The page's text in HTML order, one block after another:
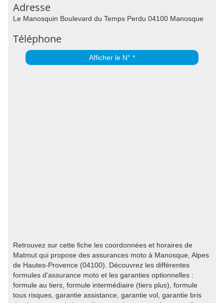
Adresse
Le Manosquin Boulevard du Temps Perdu 04100 Manosque
Téléphone
Afficher le N° *
Retrouvez sur cette fiche les coordonnées et horaires de
Matmut qui propose des assurances moto à Manosque, Alpes
de Hautes-Provence (04100). Découvrez les différentes
formules d'assurance moto et les garanties optionnelles :
formule au tiers, formule intermédiaire (tiers plus), formule
tous risques, garantie assistance, garantie vol, garantie bris